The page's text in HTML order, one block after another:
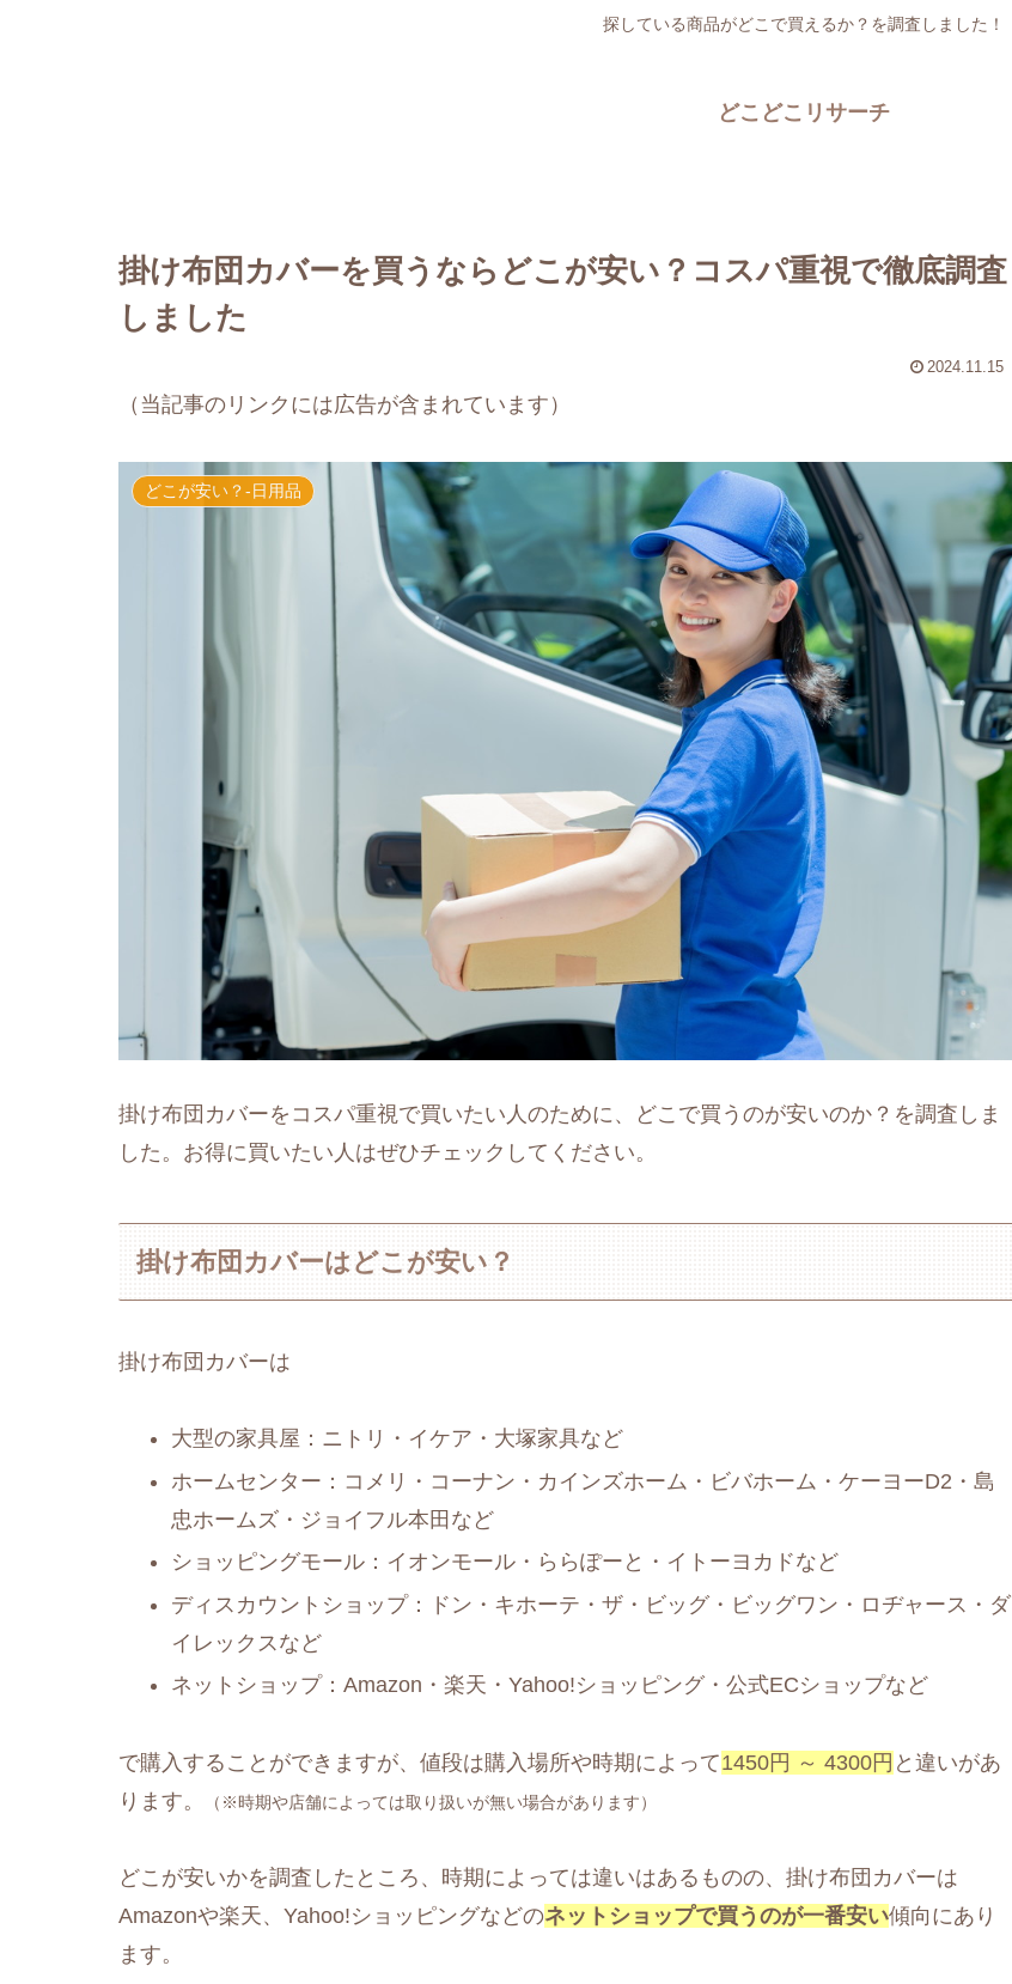
探している商品がどこで買えるか？を調査しました！
どこどこリサーチ
掛け布団カバーを買うならどこが安い？コスパ重視で徹底調査
しました
2024.11.15
（当記事のリンクには広告が含まれています）
どこが安い？-日用品
掛け布団カバーをコスパ重視で買いたい人のために、どこで買うのが安いのか？を調査しま
した。お得に買いたい人はぜひチェックしてください。
掛け布団カバーはどこが安い？
掛け布団カバーは
大型の家具屋：ニトリ・イケア・大塚家具など
ホームセンター：コメリ・コーナン・カインズホーム・ビバホーム・ケーヨーD2・島
忠ホームズ・ジョイフル本田など
ショッピングモール：イオンモール・ららぽーと・イトーヨカドなど
ディスカウントショップ：ドン・キホーテ・ザ・ビッグ・ビッグワン・ロヂャース・ダ
イレックスなど
ネットショップ：Amazon・楽天・Yahoo!ショッピング・公式ECショップなど
で購入することができますが、値段は購入場所や時期によって1450円 ～ 4300円 と違いがあ
ります。
（※時期や店舗によっては取り扱いが無い場合があります）
どこが安いかを調査したところ、時期によっては違いはあるものの、掛け布団カバーは
Amazonや楽天、Yahoo!ショッピングなどのネットショップで買うのが一番安い傾向にあり
ます。